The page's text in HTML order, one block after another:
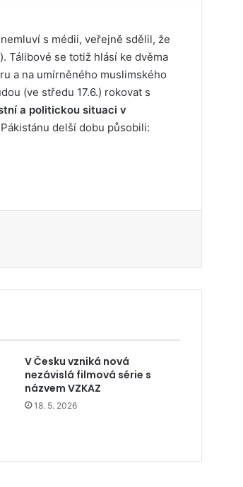
s médii, veřejně sdělil, že
Tálibové se totiž hlásí ke dvěma
a na umírněného muslimského
(ve středu 17.6.) rokovat s
a politickou situaci v
delší dobu působili:
V Česku vzniká nová
nezávislá filmová série s
názvem VZKAZ
18. 5. 2026